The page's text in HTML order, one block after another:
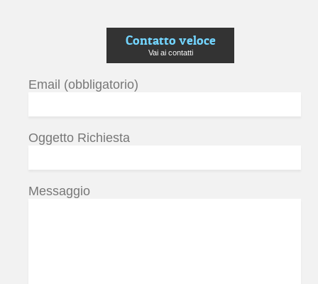
Contatto veloce
Vai ai contatti
Email (obbligatorio)
Oggetto Richiesta
Messaggio